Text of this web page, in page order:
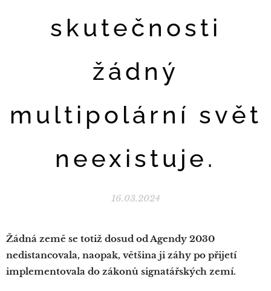
skutečnosti
žádný
multipolární svět
neexistuje.
16.03.2024
Žádná země se totiž dosud od Agendy 2030
nedistancovala, naopak, většina ji záhy po přijetí
implementovala do zákonů signatářských zemí.